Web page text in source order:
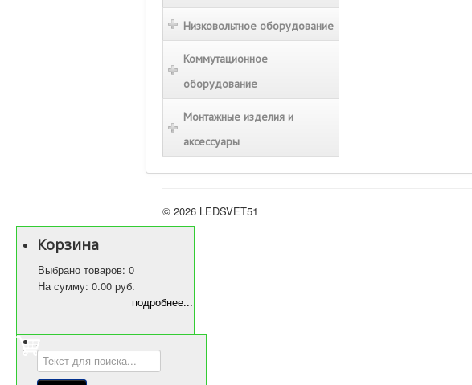
Низковольтное оборудование
Коммутационное
оборудование
Монтажные изделия и
аксессуары
© 2026 LEDSVET51
Корзина
Выбрано товаров: 0
На сумму: 0.00 руб.
подробнее...